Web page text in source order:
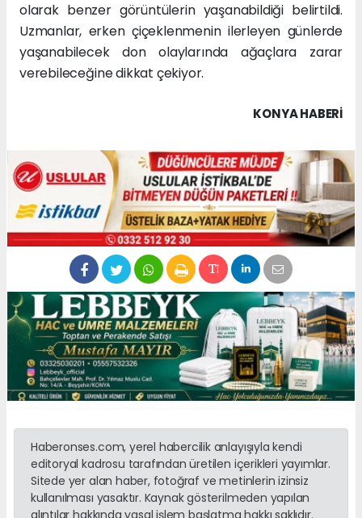
olarak benzer görüntülerin yaşanabildiği belirtildi.
Uzmanlar, erken çiçeklenmenin ilerleyen günlerde
yaşanabilecek don olaylarında ağaçlara zarar
verebileceğine dikkat çekiyor.
KONYA HABERİ
Haberonses.com, yerel habercilik anlayışıyla kendi
editoryal kadrosu tarafından üretilen içerikleri yayımlar.
Sitede yer alan haber, fotoğraf ve metinlerin izinsiz
kullanılması yasaktır. Kaynak gösterilmeden yapılan